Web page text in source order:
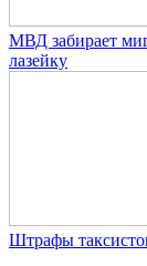
МВД забирает
лазейку
Штрафы